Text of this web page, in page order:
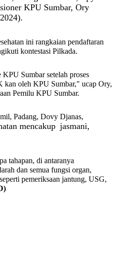
KPU Sumbar, Ory
ini rangkaian pendaftaran
kontestasi Pilkada.
Sumbar setelah proses
kan oleh KPU Sumbar," ucap Ory,
Pemilu KPU Sumbar.
Padang, Dovy Djanas,
mencakup jasmani,
tahapan, di antaranya
dan semua fungsi organ,
pemeriksaan jantung, USG,